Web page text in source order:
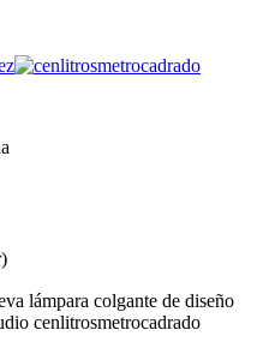
lámpara colgante de diseño
cenlitrosmetrocadrado